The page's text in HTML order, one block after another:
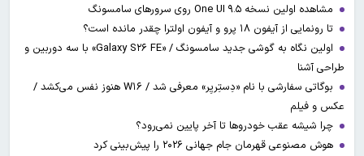
مشاهده اولین نسخه One UI ۹.۵ روی سرورهای سامسونگ
تا رونمایی از آیفون ۱۸ پرو و آیفون اولترا چقدر مانده است؟
اولین نگاه به گوشی جدید سامسونگ / «Galaxy S۲۶ FE» با سه دوربین و
طراحی آشنا
بوگاتی سفارشی با نام «دِستِریِر» معرفی شد / W۱۶ هنوز نفس می‌کشد /
عکس و فیلم
چرا شیشه عقب خودروها تا آخر پایین نمی‌رود؟
هوش مصنوعی قهرمان جام جهانی ۲۰۲۶ را پیش‌بینی کرد